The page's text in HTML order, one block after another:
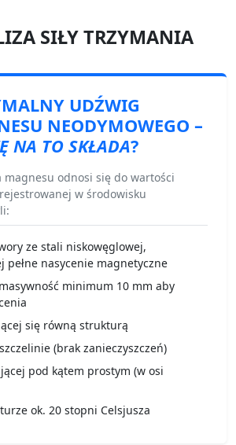
SIŁY TRZYMANIA
UDŹWIG
NEODYMOWEGO –
NA TO SKŁADA?
magnesu odnosi się do wartości
w środowisku
ze stali niskowęglowej,
pełne nasycenie magnetyczne
minimum 10 mm aby
się równą strukturą
(brak zanieczyszczeń)
pod kątem prostym (w osi
ok. 20 stopni Celsjusza